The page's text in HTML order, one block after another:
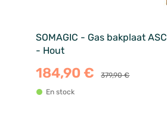
SOMAGIC - Gas bakplaat
- Hout
184,90 €
379,90 €
En stock